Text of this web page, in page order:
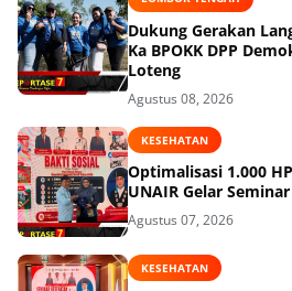
Dukung Gerakan
Ka BPOKK DPP
Loteng
Agustus 08, 2026
KESEHATAN
Optimalisasi 1.000
UNAIR Gelar
Agustus 07, 2026
KESEHATAN